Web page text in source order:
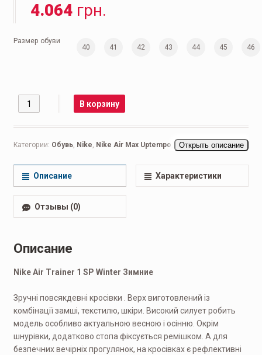
4.064 грн.
Размер обуви
40 41 42 43 44 45 46
Количество В корзину
Категории: Обувь, Nike, Nike Air Max Uptempo ,Мужская обувь,
Открыть описание
Описание Характеристики
Отзывы (0)
Описание
Nike Air Trainer 1 SP Winter Зимние
Зручні повсякдевні кросівки . Верх виготовлений із
комбінації замші, текстилю, шкіри. Високий силует робить
модель особливо актуальною весною і осінню. Окрім
шнурівки, додатково стопа фіксується ремішком. А для
безпечних вечірніх прогулянок, на кросівках є рефлективні